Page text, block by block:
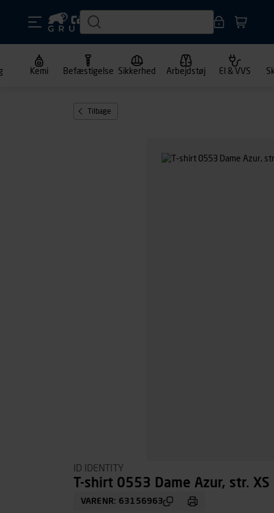
Kemi Befæstigelse Sikkerhed Arbejdstøj El & VVS
Tilbage
ID IDENTITY
T-shirt 0553 Dame Azur, str. XS
VARENR: 63156963